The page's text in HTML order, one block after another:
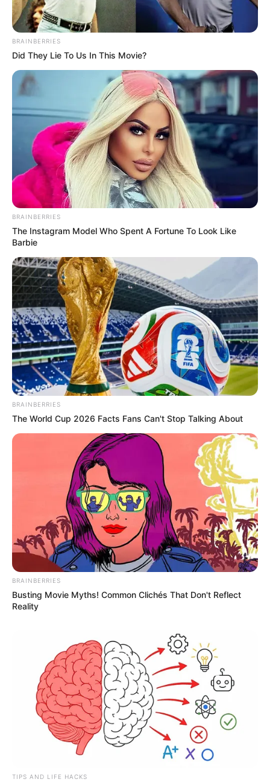
BRAINBERRIES
Did They Lie To Us In This Movie?
BRAINBERRIES
The Instagram Model Who Spent A Fortune To Look Like
Barbie
BRAINBERRIES
The World Cup 2026 Facts Fans Can't Stop Talking About
BRAINBERRIES
Busting Movie Myths! Common Clichés That Don't Reflect
Reality
TIPS AND LIFE HACKS